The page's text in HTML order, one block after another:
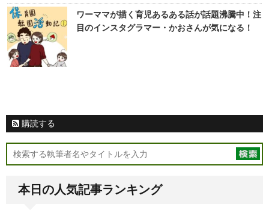
ワーママが描く育児あるある話が話題沸騰中！注
目のインスタグラマー・かおさんが気になる！
購読する
本日の人気記事ランキング